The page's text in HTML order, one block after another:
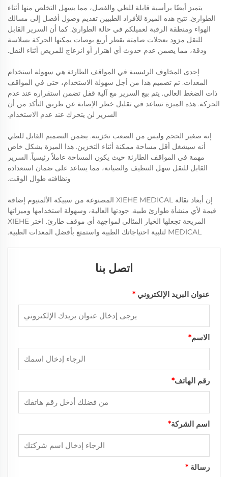
يتميز أيضًا برأسية قابلة للطي والفصل، مما يسهل التخلص منها أثناء
الطوارئ. تتيح هذه الميزة للأفراد الطبيين تقديم وصول أفضل إلى مسالك
الهواء ومنطقة الرقبة لعميلكم في حالة الطوارئ. كما أن السرير القابل
للنقل مزود بعجلات صامتة بقطر أربع بوصات يمكنها الحركة بسلاسة
ودقة، مما يضمن عدم حدوث أي اهتزاز أو انزعاج للمريض أثناء النقل.
إحدى المخاوف الرئيسية في المواقف الطارئة هي سهولة استخدام
المعدات. تم تصميم هذا من أجل سهولة الاستخدام، حتى في المواقف
ذات الضغط العالي. يتم بيع السرير مع آلية قفل تضمن استقراره عند عدم
الحركة. هذه الميزة تساعد في تقليل خطر الإصابة عن طريق التأكد من أن
السرير لن يتحرك عند عدم الاستخدام.
إنه صغير الحجم وليس من الصعب تخزينه. يضمن التصميم القابل للطي
أنه سيشغل أقل مساحة ممكنة أثناء التخزين. هذا الميزة بشكل خاص
مهمة في المواقف الطارئة حيث يكون المساحة عاملاً رئيسياً. السرير
القابل للنقل سهل التنظيف والصيانة، مما يساعد على ضمان استعداده
ونظافته طوال الوقت.
إن أبعاد نقالة XIEHE MEDICAL المصنوعة من سبيكة الألمنيوم إضافة
قيمة لأي منشأة طوارئ طبية. جودتها العالية، وسهولة استخدامها وميزاتها
المريحة تجعلها الخيار المثالي لمواجهة أي موقف طارئ. اختر XIEHE
MEDICAL لتلبية احتياجاتك الطبية واستمتع بأفضل المعدات الطبية.
اتصل بنا
عنوان البريد الإلكتروني *
الاسم*
رقم الهاتف*
اسم الشركة*
رسالة *